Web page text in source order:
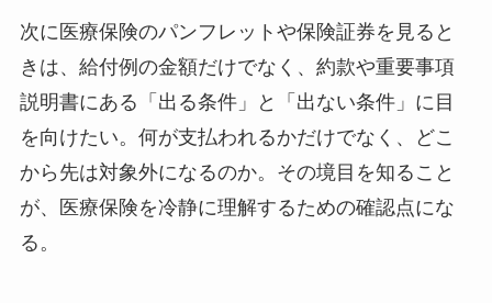
次に医療保険のパンフレットや保険証券を見ると
きは、給付例の金額だけでなく、約款や重要事項
説明書にある「出る条件」と「出ない条件」に目
を向けたい。何が支払われるかだけでなく、どこ
から先は対象外になるのか。その境目を知ること
が、医療保険を冷静に理解するための確認点にな
る。